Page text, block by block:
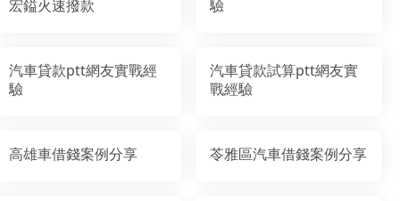
宏鎰火速撥款
驗
汽車貸款ptt網友實戰經
驗
汽車貸款試算ptt網友實
戰經驗
高雄車借錢案例分享 苓雅區汽車借錢案例分享